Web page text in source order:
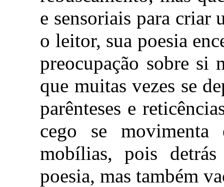
e sensoriais para criar
o leitor, sua poesia
preocupação sobre si
que muitas vezes se
parênteses e
cego se
mobílias, pois
poesia, mas também